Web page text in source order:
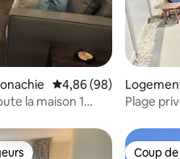
Note moyenne de
4,86 (98)
la maison 1
Plage
Coup